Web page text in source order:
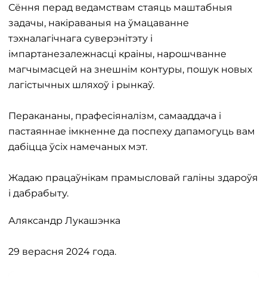
Сёння перад ведамствам стаяць маштабныя
задачы, накіраваныя на ўмацаванне
тэхналагічнага суверэнітэту і
імпартанезалежнасці краіны, нарошчванне
магчымасцей на знешнім контуры, пошук новых
лагістычных шляхоў і рынкаў.
Перакананы, прафесіяналізм, самааддача і
пастаяннае імкненне да поспеху дапамогуць вам
дабіцца ўсіх намечаных мэт.
Жадаю працаўнікам прамысловай галіны здароўя
і дабрабыту.
Аляксандр Лукашэнка
29 верасня 2024 года.